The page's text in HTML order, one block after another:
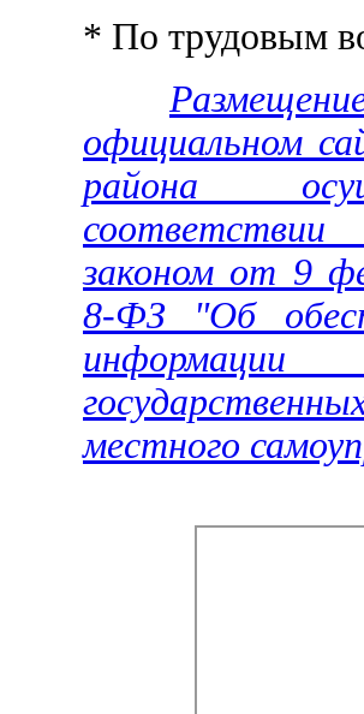
* По трудовым
официальном
района
законом от 9
8-ФЗ "Об
информации
местного